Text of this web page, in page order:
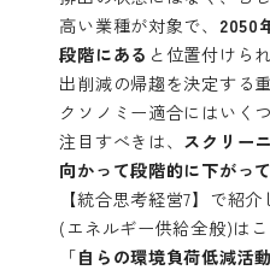
高い業種が対象で、 2050
段階にある と位置付けら
出削減の帰趨を決定する
クソノミー適合にはいく
注目すべきは、 スクリー
向かって段階的に下がっ
【統合思考経営7】 で紹介
(エネルギー供給全般)はこ
「自らの環境負荷低減活